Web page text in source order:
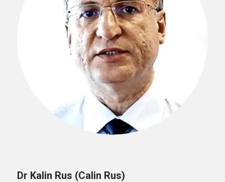
Dr Kalin Rus (Calin Rus)